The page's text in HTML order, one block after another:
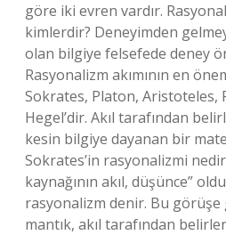
göre iki evren vardır.
kimlerdir? Deneyimden
olan bilgiye felsefede deney
Rasyonalizm akımının en
Sokrates, Platon, Aristoteles,
Hegel’dir. Akıl tarafından
kesin bilgiye dayanan bir
Sokrates’in rasyonalizmi
kaynağının akıl, düşünce”
rasyonalizm denir. Bu
mantık, akıl tarafından